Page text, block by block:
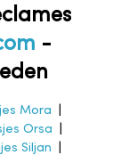
-
Mora
Orsa
Siljan